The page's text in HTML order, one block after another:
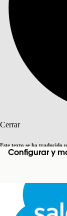
Cerrar
Este texto se ha traducido
informaciónaquí.
Cerrar Cerrar
Configurar y
Índice de